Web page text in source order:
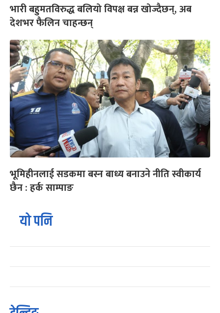
भारी बहुमतविरुद्ध बलियो विपक्ष बन्न खोज्दैछन्, अब
देशभर फैलिन चाहन्छन्
भूमिहीनलाई सडकमा बस्न बाध्य बनाउने नीति स्वीकार्य
छैन : हर्क साम्पाङ
यो पनि